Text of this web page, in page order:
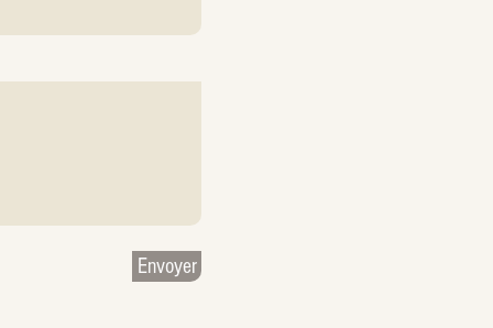
Envoyer